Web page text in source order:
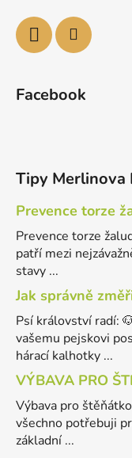
Facebook
Tipy
Prevence torze
Prevence torze
patří mezi
stavy ...
Jak správně
Psí království radí:
vašemu pejskovi
hárací kalhotky ...
VÝBAVA PRO
Výbava pro
všechno potřebuji
základní ...